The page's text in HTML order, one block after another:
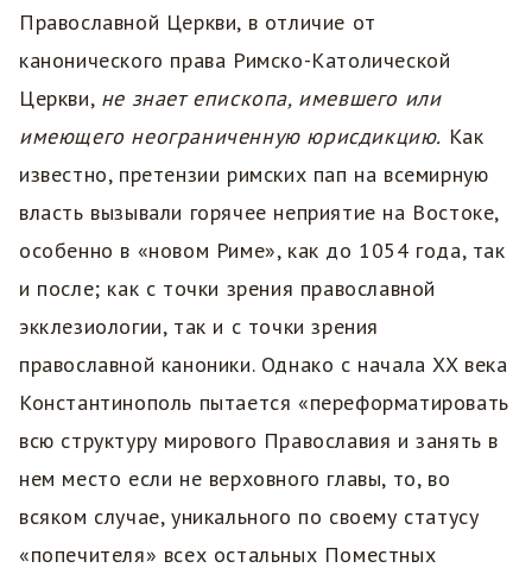
Православной Церкви, в отличие от
канонического права Римско-Католической
Церкви, не знает епископа, имевшего или
имеющего неограниченную юрисдикцию. Как
известно, претензии римских пап на всемирную
власть вызывали горячее неприятие на Востоке,
особенно в «новом Риме», как до 1054 года, так
и после; как с точки зрения православной
экклезиологии, так и с точки зрения
православной каноники. Однако с начала XX века
Константинополь пытается «переформатировать
всю структуру мирового Православия и занять в
нем место если не верховного главы, то, во
всяком случае, уникального по своему статусу
«попечителя» всех остальных Поместных